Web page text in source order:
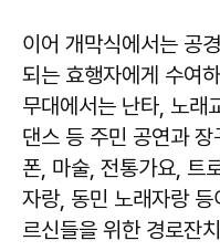
이어 개막식에서는 공
되는 효행자에게 수여
무대에서는 난타, 노래
댄스 등 주민 공연과
폰, 마술, 전통가요, 트
자랑, 동민 노래자랑
르신들을 위한 경로잔